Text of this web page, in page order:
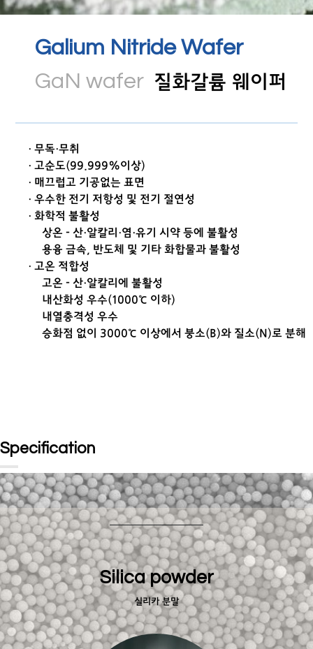
Galium Nitride Wafer
GaN wafer 질화갈륨 웨이퍼
· 무독·무취
· 고순도(99.999%이상)
· 매끄럽고 기공없는 표면
· 우수한 전기 저항성 및 전기 절연성
· 화학적 불활성
상온 - 산·알칼리·염·유기 시약 등에 불활성
용융 금속, 반도체 및 기타 화합물과 불활성
· 고온 적합성
고온 - 산·알칼리에 불활성
내산화성 우수(1000℃ 이하)
내열충격성 우수
승화점 없이 3000℃ 이상에서 붕소(B)와 질소(N)로 분해
Specification
Silica powder
실리카 분말